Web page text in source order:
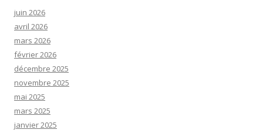
juin 2026
avril 2026
mars 2026
février 2026
décembre 2025
novembre 2025
mai 2025
mars 2025
janvier 2025